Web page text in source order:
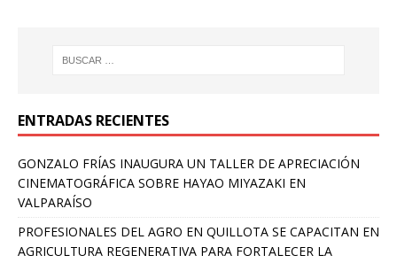
ENTRADAS RECIENTES
GONZALO FRÍAS INAUGURA UN TALLER DE APRECIACIÓN
CINEMATOGRÁFICA SOBRE HAYAO MIYAZAKI EN
VALPARAÍSO
PROFESIONALES DEL AGRO EN QUILLOTA SE CAPACITAN EN
AGRICULTURA REGENERATIVA PARA FORTALECER LA